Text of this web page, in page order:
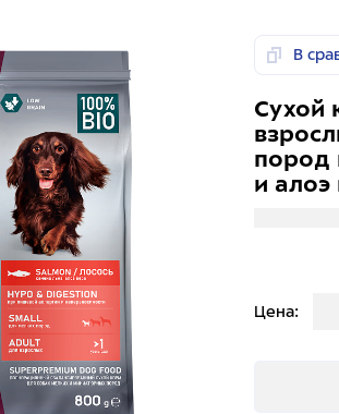
В
Сухой
пород
и алоэ
Цена: